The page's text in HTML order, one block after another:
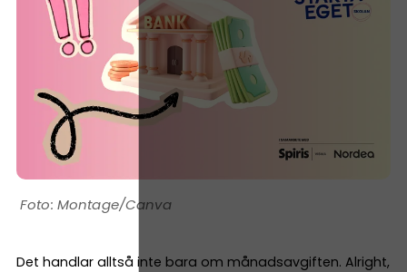
Montage/Canva
Det handlar alltså inte bara om månadsavgiften. Alright,